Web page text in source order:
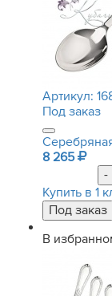
Артикул:
Под заказ
8 265
-
Купить в 1
В